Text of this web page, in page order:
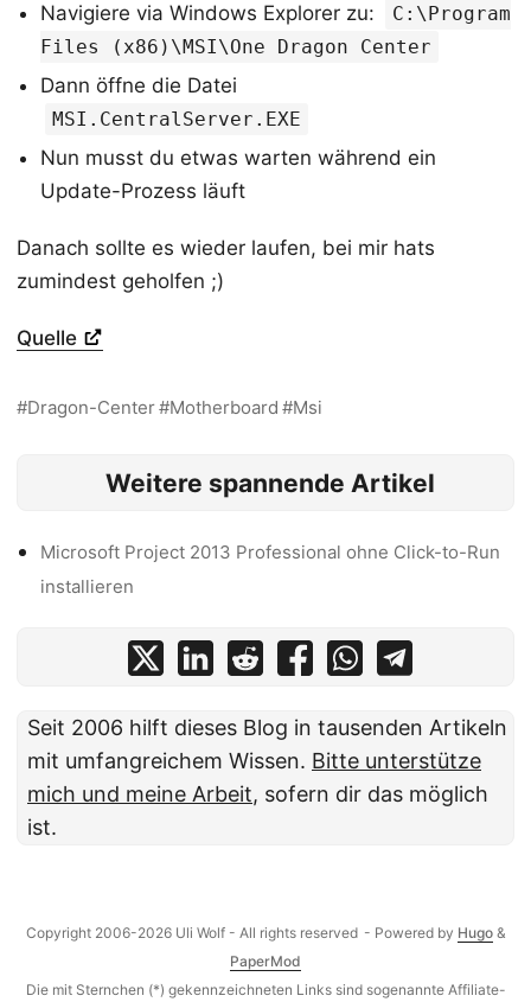
Navigiere via Windows Explorer zu:
C:\Program
Files (x86)\MSI\One Dragon Center
Dann öffne die Datei
MSI.CentralServer.EXE
Nun musst du etwas warten während ein
Update-Prozess läuft
Danach sollte es wieder laufen, bei mir hats
zumindest geholfen ;)
Quelle
Dragon-Center Motherboard Msi
Weitere spannende Artikel
Microsoft Project 2013 Professional ohne Click-to-Run
installieren
Seit 2006 hilft dieses Blog in tausenden Artikeln
mit umfangreichem Wissen. Bitte unterstütze
mich und meine Arbeit, sofern dir das möglich
ist.
Copyright 2006-2026 Uli Wolf - All rights reserved - Powered by Hugo &
PaperMod
Die mit Sternchen (*) gekennzeichneten Links sind sogenannte Affiliate-